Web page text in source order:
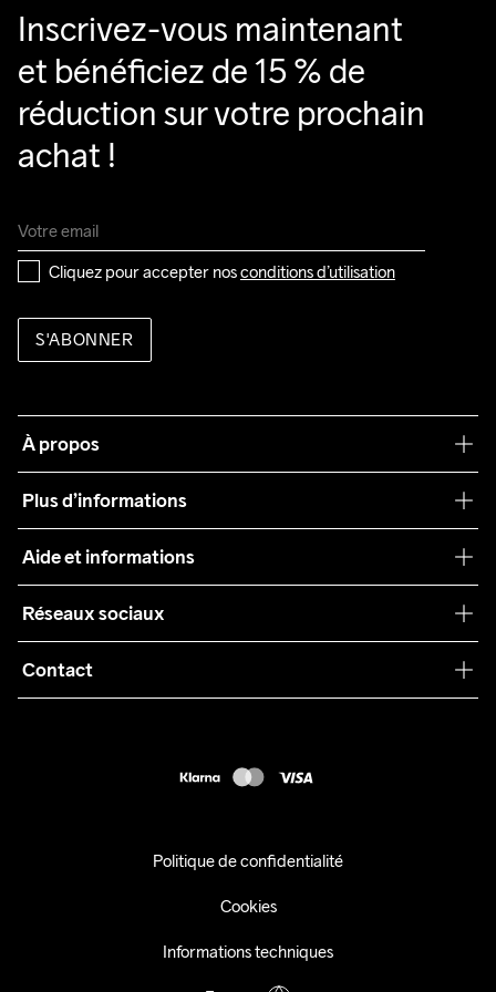
Inscrivez-vous maintenant
et bénéficiez de 15 % de
réduction sur votre prochain
achat !
Cliquez pour accepter nos conditions d’utilisation
S'ABONNER
À propos
Plus d’informations
Teamwear
Durabilité
Collaborations
Aide et informations
Conditions générales
Retours
Réseaux sociaux
Contact
Politique de confidentialité
Cookies
Informations techniques